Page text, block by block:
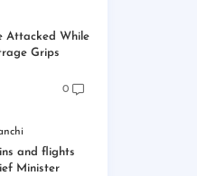
Attacked While
Grips
0
and flights
Minister